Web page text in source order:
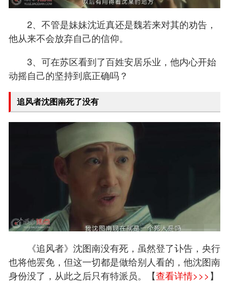
2、不管是妹妹沈近真还是魏若来对其的劝告，
他从来不会放弃自己的信仰。
3、可在苏区看到了百姓安居乐业，他内心开始
动摇自己的坚持到底正确吗？
追风者沈图南死了没有
《追风者》沈图南没有死，虽然登了讣告，央行
也将他罢免，但这一切都是做给别人看的，他沈图南
身份没了，从此之后只有特派员。【查看详情>>>】